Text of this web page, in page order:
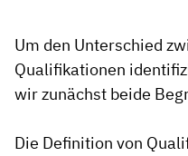
Um den Unterschied
Qualifikationen
wir zunächst beide
Die Definition von